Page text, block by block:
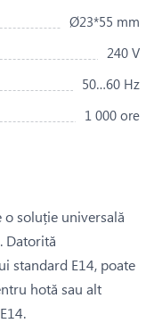
Ø23*55 mm
240 V
50…60 Hz
1 000 ore
o soluție universală
Datorită
standard E14, poate
hotă sau alt